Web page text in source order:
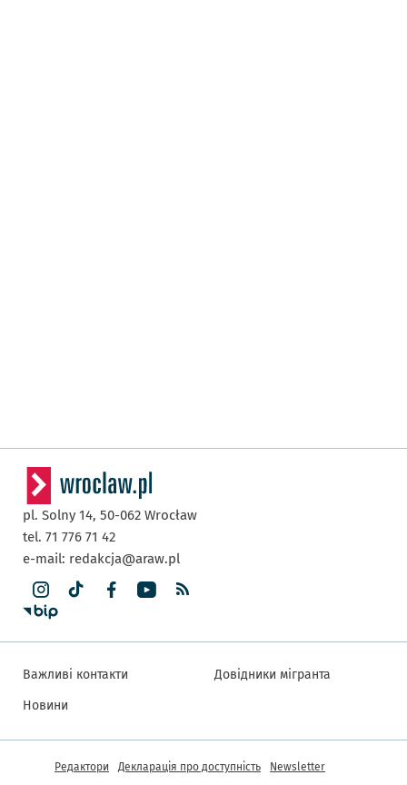
pl. Solny 14, 50-062 Wrocław
tel. 71 776 71 42
e-mail: redakcja@araw.pl
Важливі контакти
Новини
Довідники мігранта
Інша інформація
Редактори Декларація про доступність Newsletter